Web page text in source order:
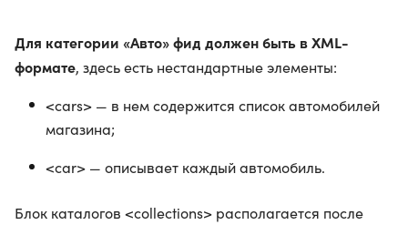
Для категории «Авто» фид должен быть в XML-
формате, здесь есть нестандартные элементы:
<cars> — в нем содержится список автомобилей
магазина;
<car> — описывает каждый автомобиль.
Блок каталогов <collections> располагается после